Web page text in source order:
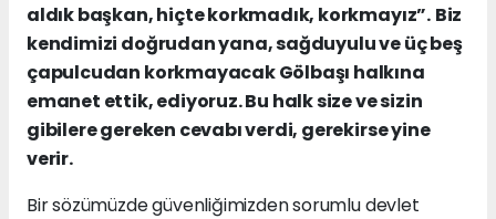
aldık başkan, hiçte korkmadık, korkmayız”. Biz
kendimizi doğrudan yana, sağduyulu ve üç beş
çapulcudan korkmayacak Gölbaşı halkına
emanet ettik, ediyoruz. Bu halk size ve sizin
gibilere gereken cevabı verdi, gerekirse yine
verir.
Bir sözümüzde güvenliğimizden sorumlu devlet